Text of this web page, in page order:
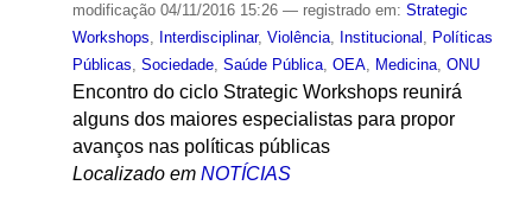
modificação04/11/2016 15:26 — registrado em: Strategic
Workshops
Interdisciplinar, Violência, Institucional
Políticas
Públicas Sociedade, Saúde Pública, OEA, Medicina, ONU
Encontro do ciclo Strategic Workshops reunirá
alguns dos maiores especialistas para propor
avanços nas políticas públicas
Localizado em NOTÍCIAS